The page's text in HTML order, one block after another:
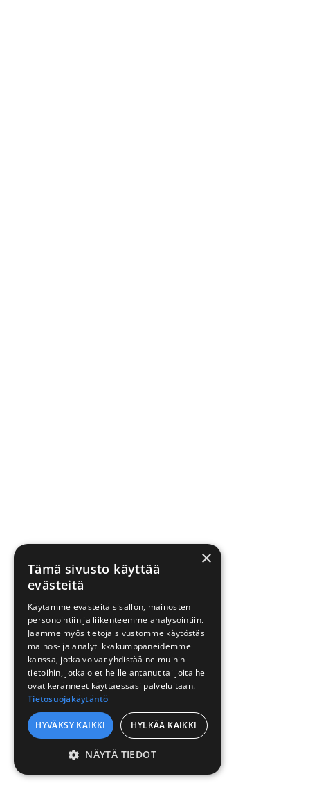
×
Tämä sivusto käyttää
evästeitä
Käytämme evästeitä sisällön, mainosten
personointiin ja liikenteemme analysointiin.
Jaamme myös tietoja sivustomme käytöstäsi
mainos- ja analytiikkakumppaneidemme
kanssa, jotka voivat yhdistää ne muihin
tietoihin, jotka olet heille antanut tai joita he
ovat keränneet käyttäessäsi palveluitaan.
Tietosuojakäytäntö
HYVÄKSY KAIKKI HYLKÄÄ KAIKKI
NÄYTÄ TIEDOT
EHDOTTOMASTI